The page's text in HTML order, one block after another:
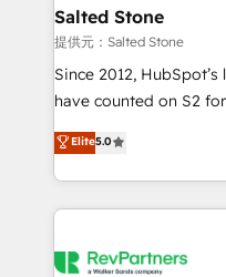
we turn complexity
scale. 🏆 HubSpot’s CEO called us “the partner of the
future.” Others agree
measurable impact.
Salted Stone
提供元：Salted Stone
Since 2012,
have counted on S2
management, systems
solutions that deliver
transform brand experiences As one of
service creative
winning design to build
Elite5.0